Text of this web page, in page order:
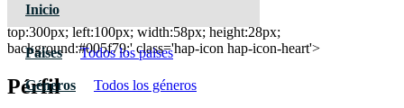
Inicio
Paises Todos los paises
Géneros Todos los géneros
Radio Trelew Noticias
top:300px; left:100px; width:58px; height:28px;
background:#005f79;' class='hap-icon hap-icon-heart'>
Pérfil